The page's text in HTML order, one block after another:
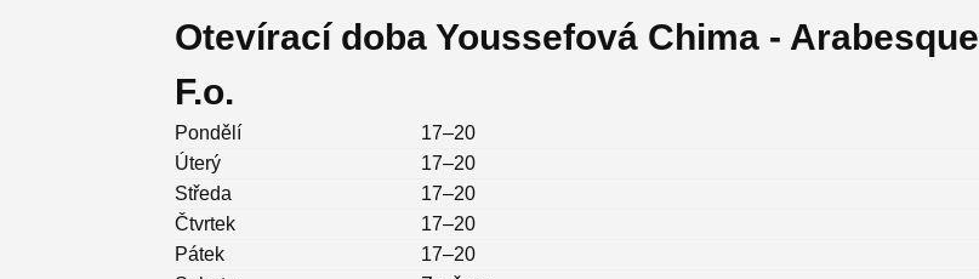
Otevírací doba Youssefová Chima - Arabesque
F.o.
Pondělí
17–20
Úterý
17–20
Středa
17–20
Čtvrtek
17–20
Pátek
17–20